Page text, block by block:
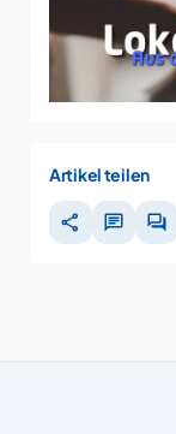
Artikel teilen
share chat forum